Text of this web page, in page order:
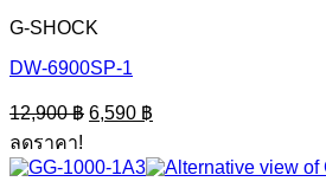
G-SHOCK
DW-6900SP-1
12,900฿ Original
price
12,900 ฿.
6,590 ฿
price
6,590 ฿.
ลดราคา!